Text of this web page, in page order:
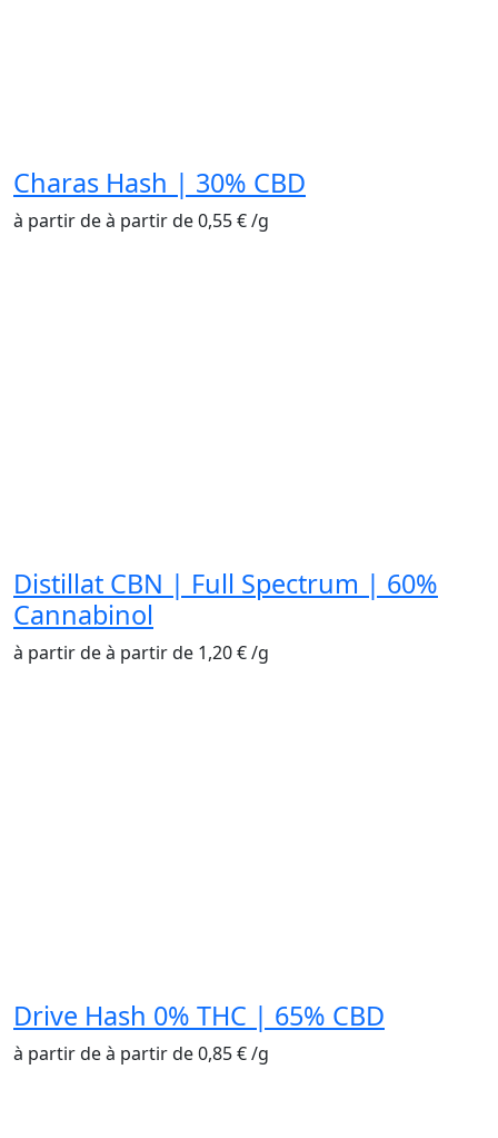
Charas Hash | 30% CBD
à partir deà partir de0,55€/g
Distillat CBN | Full Spectrum | 60%
Cannabinol
à partir deà partir de 1,20€/g
Drive Hash 0% THC | 65% CBD
à partir deà partir de0,85€/g